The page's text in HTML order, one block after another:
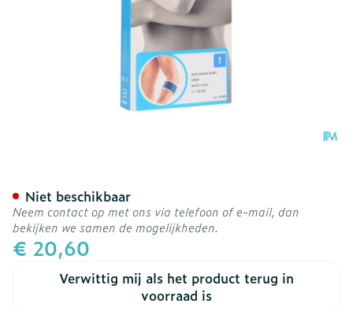
€ 20,60
Verwittig mij als het product terug in
voorraad is
Niet beschikbaar
Neem contact op met ons via telefoon of e-mail, dan
bekijken we samen de mogelijkheden.